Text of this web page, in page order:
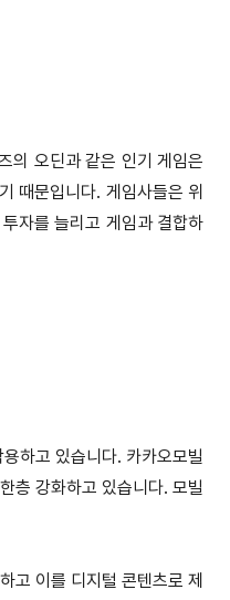
의 오딘과 같은 인기 게임은
때문입니다. 게임사들은 위
자를 늘리고 게임과 결합하
하고 있습니다. 카카오모빌
층 강화하고 있습니다.모빌
고 이를 디지털 콘텐츠로 제